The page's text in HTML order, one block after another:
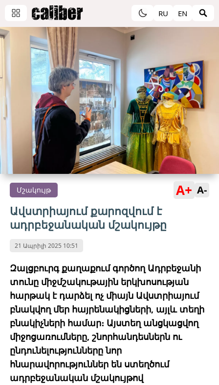
RU EN
Մշակույթ A+ A-
Ավստրիայում քարոզվում է
ադրբեջանական մշակույթը
21 Ապրիլի 2025 10:51
Զալցբուրգ քաղաքում գործող Ադրբեջանի
տունը միջմշակութային երկխոսության
հարթակ է դարձել ոչ միայն Ավստրիայում
բնակվող մեր հայրենակիցների, այլև տեղի
բնակիչների համար։ Այստեղ անցկացվող
միջոցառումները, շնորհանդեսներն ու
ընդունելությունները նոր
հնարավորություններ են ստեղծում
ադրբեջանական մշակույթով